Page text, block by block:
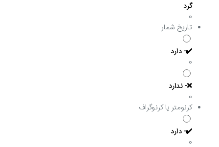
گرد
0
تاریخ شمار
✔️- دارد
0
❌- ندارد
0
کرنومتر یا کرنوگراف
✔️- دارد
0